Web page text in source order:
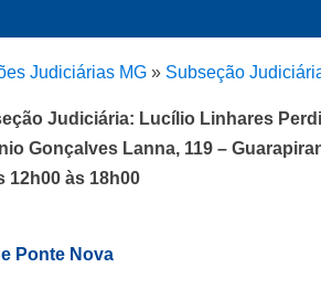
Judiciárias MG » Subseção
Judiciária: Lucílio Linhares
Gonçalves Lanna, 119 –
12h00 às 18h00
Ponte Nova